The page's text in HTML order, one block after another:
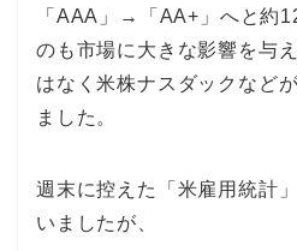
「AAA」→「AA+」へと約
のも市場に大きな影響を与
はなく米株ナスダックなど
ました。
週末に控えた「米雇用統計
いましたが、